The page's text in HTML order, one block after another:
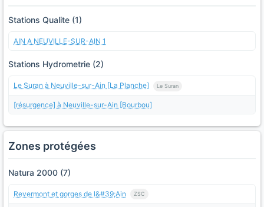
Stations Qualite (1)
AIN A NEUVILLE-SUR-AIN 1
Stations Hydrometrie (2)
Le Suran à Neuville-sur-Ain [La Planche] Le Suran
[résurgence] à Neuville-sur-Ain [Bourbou]
Zones protégées
Natura 2000 (7)
Revermont et gorges de l&#39;Ain ZSC